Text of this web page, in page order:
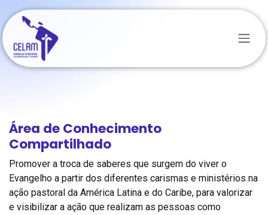
Pular para o conteúdo
Área de Conhecimento
Compartilhado
Promover a troca de saberes que surgem do viver o
Evangelho a partir dos diferentes carismas e ministérios na
ação pastoral da América Latina e do Caribe, para valorizar
e visibilizar a ação que realizam as pessoas como